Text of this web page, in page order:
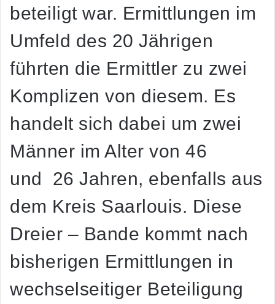
beteiligt war. Ermittlungen im
Umfeld des 20 Jährigen
führten die Ermittler zu zwei
Komplizen von diesem. Es
handelt sich dabei um zwei
Männer im Alter von 46
und 26 Jahren, ebenfalls aus
dem Kreis Saarlouis. Diese
Dreier – Bande kommt nach
bisherigen Ermittlungen in
wechselseitiger Beteiligung